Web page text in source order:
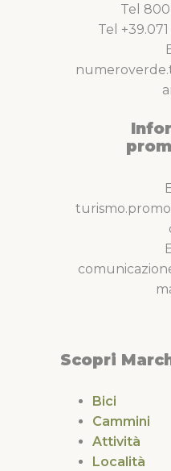
Tel
Tel
Scopri
Bici
Cammini
Attività
Località